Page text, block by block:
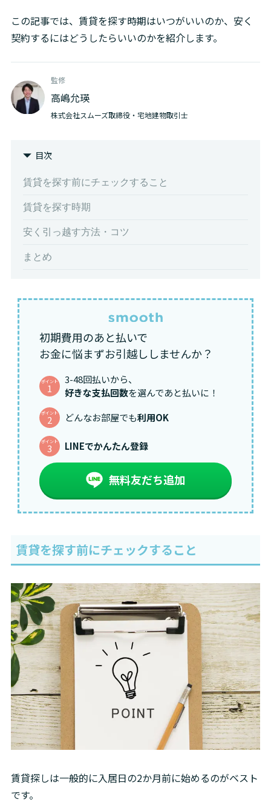
この記事では、賃貸を探す時期はいつがいいのか、安く
契約するにはどうしたらいいのかを紹介します。
監修
高嶋允瑛
株式会社スムーズ取締役・宅地建物取引士
目次
賃貸を探す前にチェックすること
賃貸を探す時期
安く引っ越す方法・コツ
まとめ
初期費用のあと払いで
お金に悩まずお引越ししませんか？
ポイント
1
3-48回払いから、
好きな支払回数を選んであと払いに！
ポイント
2 どんなお部屋でも利用OK
ポイント
3 LINEでかんたん登録
無料友だち追加
賃貸を探す前にチェックすること
賃貸探しは一般的に入居日の2か月前に始めるのがベスト
です。